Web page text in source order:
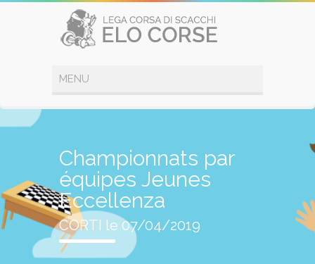
Championnats par
équipes Jeunes
Eccellenza
CORTI le 07/04/2019